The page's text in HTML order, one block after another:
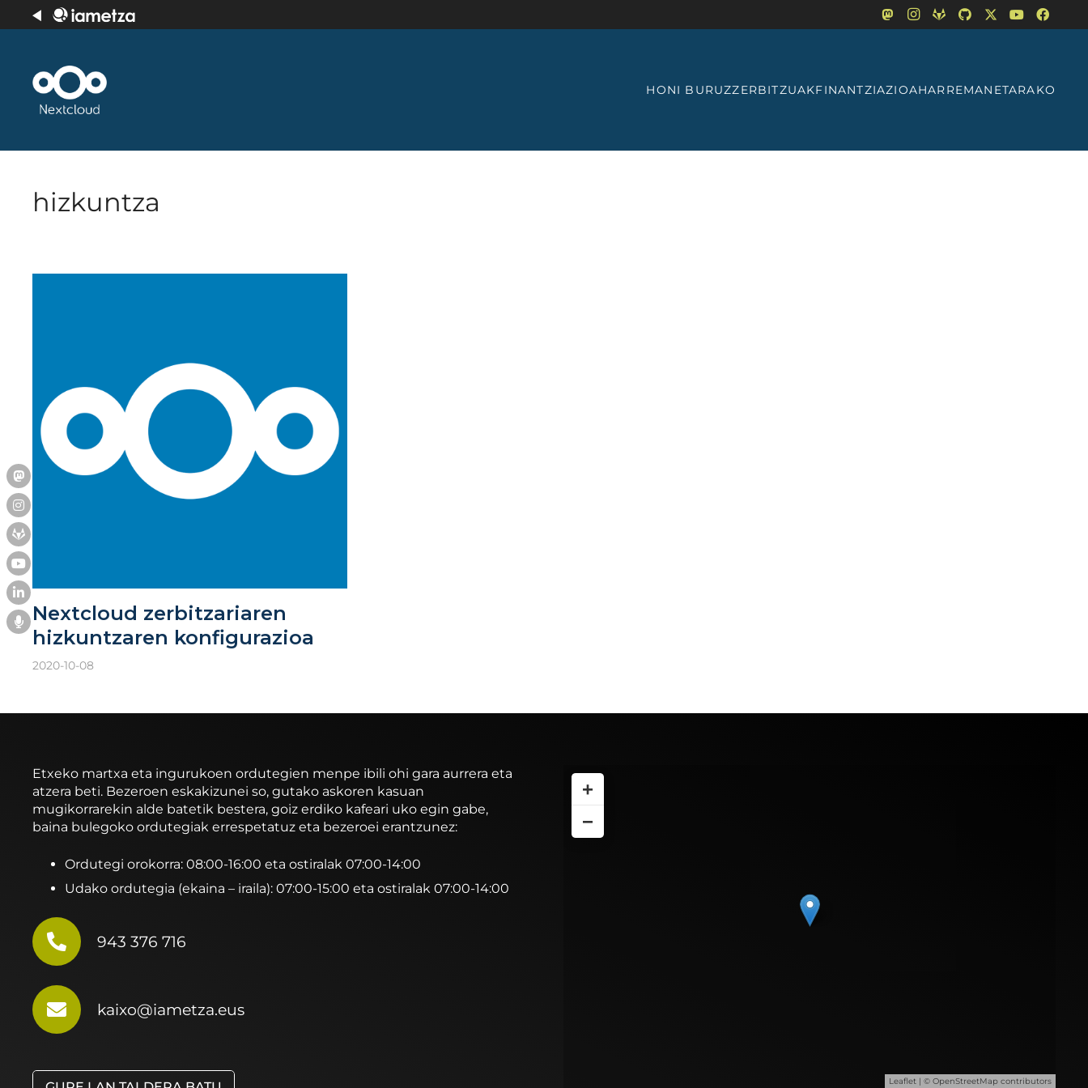
HONI BURUZZERBITZUAKFINANTZIAZIOAHARREMANETARAKO
hizkuntza
Nextcloud zerbitzariaren
hizkuntzaren konfigurazioa
2020-10-08
Etxeko martxa eta ingurukoen ordutegien menpe ibili ohi gara aurrera eta
atzera beti. Bezeroen eskakizunei so, gutako askoren kasuan
mugikorrarekin alde batetik bestera, goiz erdiko kafeari uko egin gabe,
baina bulegoko ordutegiak errespetatuz eta bezeroei erantzunez:
Ordutegi orokorra: 08:00-16:00 eta ostiralak 07:00-14:00
Udako ordutegia (ekaina – iraila): 07:00-15:00 eta ostiralak 07:00-14:00
943 376 716
kaixo@iametza.eus
+
−
Leaflet | © OpenStreetMap contributors